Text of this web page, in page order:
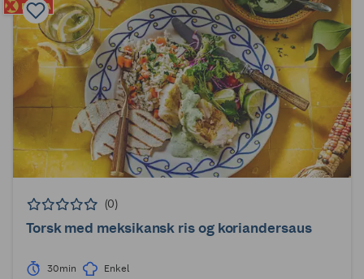
(0)
Torsk med meksikansk ris og koriandersaus
30min Enkel